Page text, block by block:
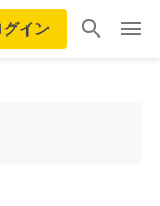
グイン